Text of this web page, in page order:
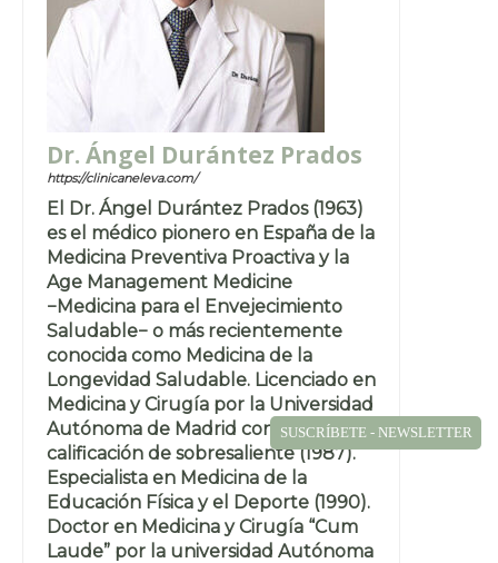
Dr. Ángel Durántez Prados
https://clinicaneleva.com/
El Dr. Ángel Durántez Prados (1963)
es el médico pionero en España de la
Medicina Preventiva Proactiva y la
Age Management Medicine
−Medicina para el Envejecimiento
Saludable− o más recientemente
conocida como Medicina de la
Longevidad Saludable. Licenciado en
Medicina y Cirugía por la Universidad
Autónoma de Madrid con la
calificación de sobresaliente (1987).
Especialista en Medicina de la
Educación Física y el Deporte (1990).
Doctor en Medicina y Cirugía “Cum
Laude” por la universidad Autónoma
SUSCRÍBETE - NEWSLETTER